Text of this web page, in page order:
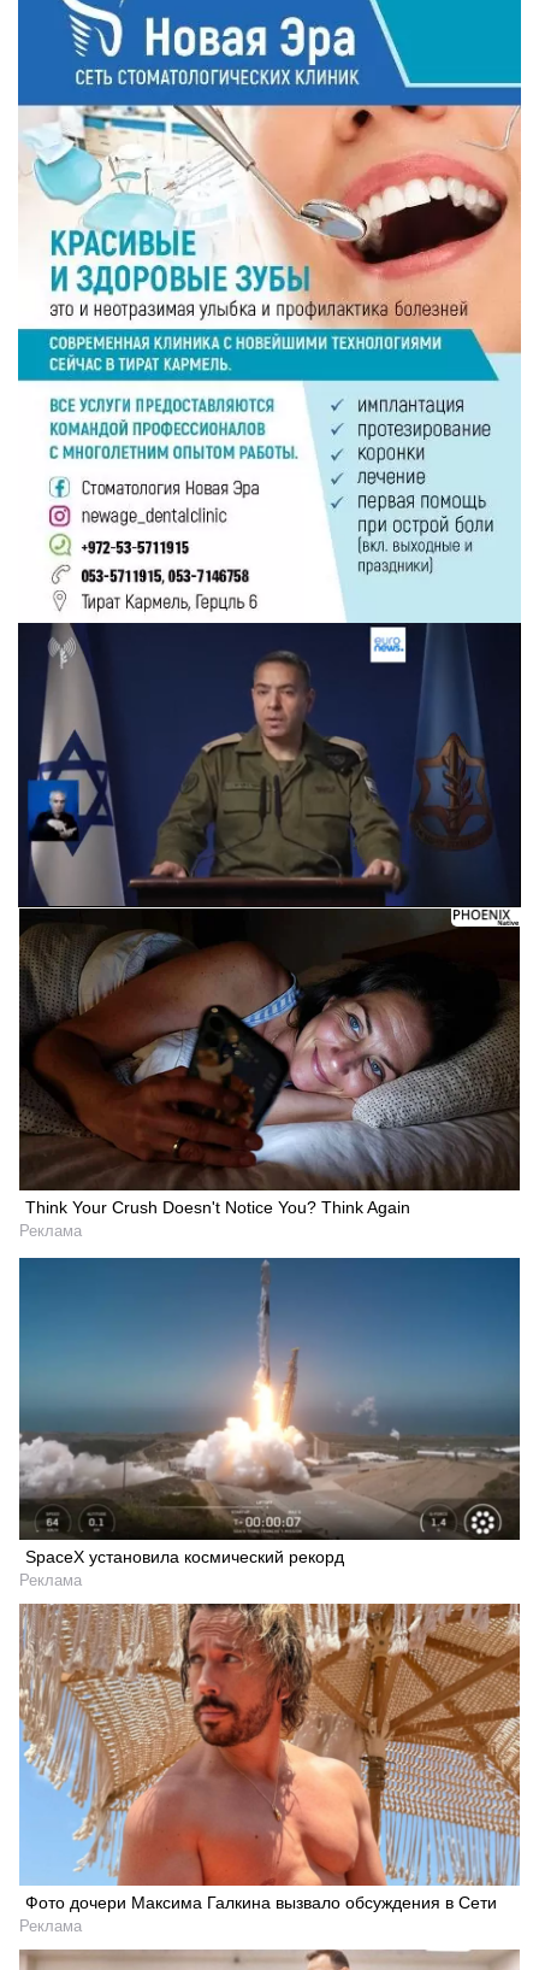
Следующее видео через 5 Отмена
Think Your Crush Doesn't Notice You? Think Again
Реклама
SpaceX установила космический рекорд
Реклама
Фото дочери Максима Галкина вызвало обсуждения в Сети
Реклама